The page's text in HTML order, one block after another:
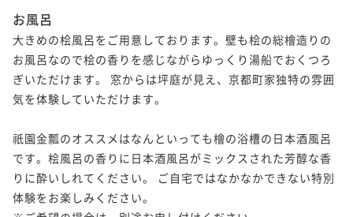
お風呂
大きめの桧風呂をご用意しております。壁も桧の総檜造りの
お風呂なので桧の香りを感じながらゆっくり湯船でおくつろ
ぎいただけます。 窓からは坪庭が見え、京都町家独特の雰囲
気を体験していただけます。
祇園金瓢のオススメはなんといっても檜の浴槽の日本酒風呂
です。桧風呂の香りに日本酒風呂がミックスされた芳醇な香
りに酔いしれてください。 ご自宅ではなかなかできない特別
体験をお楽しみください。